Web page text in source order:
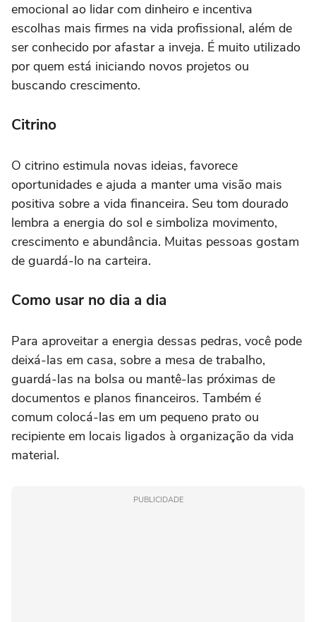
emocional ao lidar com dinheiro e incentiva
escolhas mais firmes na vida profissional, além de
ser conhecido por afastar a inveja. É muito utilizado
por quem está iniciando novos projetos ou
buscando crescimento.
Citrino
O citrino estimula novas ideias, favorece
oportunidades e ajuda a manter uma visão mais
positiva sobre a vida financeira. Seu tom dourado
lembra a energia do sol e simboliza movimento,
crescimento e abundância. Muitas pessoas gostam
de guardá-lo na carteira.
Como usar no dia a dia
Para aproveitar a energia dessas pedras, você pode
deixá-las em casa, sobre a mesa de trabalho,
guardá-las na bolsa ou mantê-las próximas de
documentos e planos financeiros. Também é
comum colocá-las em um pequeno prato ou
recipiente em locais ligados à organização da vida
material.
PUBLICIDADE